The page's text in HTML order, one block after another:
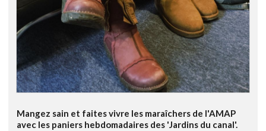
Mangez sain et faites vivre les maraîchers de l'AMAP
avec les paniers hebdomadaires des 'Jardins du canal'.